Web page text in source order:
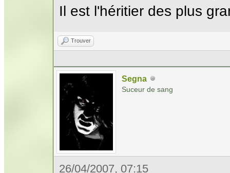
Il est l'héritier des plus
Trouver
Segna
Suceur de sang
26/04/2007, 07:15